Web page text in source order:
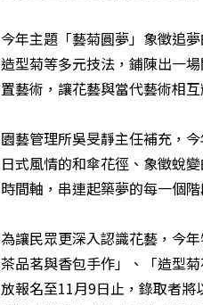
今年主題「藝菊圓夢」象徵追
造型菊等多元技法，鋪陳出一
置藝術，讓花藝與當代藝術相
園藝管理所吳旻靜主任補充，
日式風情的和傘花徑、象徵蛻
時間軸，串連起築夢的每一個
為讓民眾更深入認識花藝，今
茶品茗與香包手作」、「造型
放報名至11月9日止，錄取者將